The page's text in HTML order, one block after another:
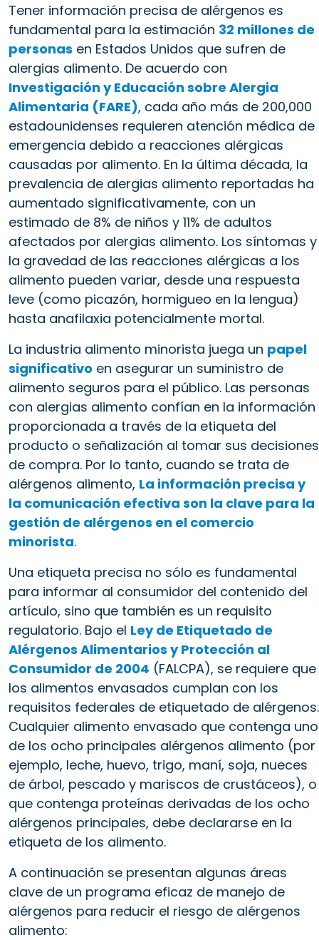
Tener información precisa de alérgenos es
fundamental para la estimación 32 millones de
personas en Estados Unidos que sufren de
alergias alimento. De acuerdo con
Investigación y Educación sobre Alergia
Alimentaria (FARE), cada año más de 200,000
estadounidenses requieren atención médica de
emergencia debido a reacciones alérgicas
causadas por alimento. En la última década, la
prevalencia de alergias alimento reportadas ha
aumentado significativamente, con un
estimado de 8% de niños y 11% de adultos
afectados por alergias alimento. Los síntomas y
la gravedad de las reacciones alérgicas a los
alimento pueden variar, desde una respuesta
leve (como picazón, hormigueo en la lengua)
hasta anafilaxia potencialmente mortal.
La industria alimento minorista juega un papel
significativo en asegurar un suministro de
alimento seguros para el público. Las personas
con alergias alimento confían en la información
proporcionada a través de la etiqueta del
producto o señalización al tomar sus decisiones
de compra. Por lo tanto, cuando se trata de
alérgenos alimento, La información precisa y
la comunicación efectiva son la clave para la
gestión de alérgenos en el comercio
minorista.
Una etiqueta precisa no sólo es fundamental
para informar al consumidor del contenido del
artículo, sino que también es un requisito
regulatorio. Bajo el Ley de Etiquetado de
Alérgenos Alimentarios y Protección al
Consumidor de 2004 (FALCPA), se requiere que
los alimentos envasados cumplan con los
requisitos federales de etiquetado de alérgenos.
Cualquier alimento envasado que contenga uno
de los ocho principales alérgenos alimento (por
ejemplo, leche, huevo, trigo, maní, soja, nueces
de árbol, pescado y mariscos de crustáceos), o
que contenga proteínas derivadas de los ocho
alérgenos principales, debe declararse en la
etiqueta de los alimento.
A continuación se presentan algunas áreas
clave de un programa eficaz de manejo de
alérgenos para reducir el riesgo de alérgenos
alimento: